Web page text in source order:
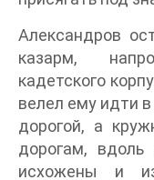
Александров
казарм,
кадетского
велел ему идти
дорогой, а
дорогам,
исхожены и